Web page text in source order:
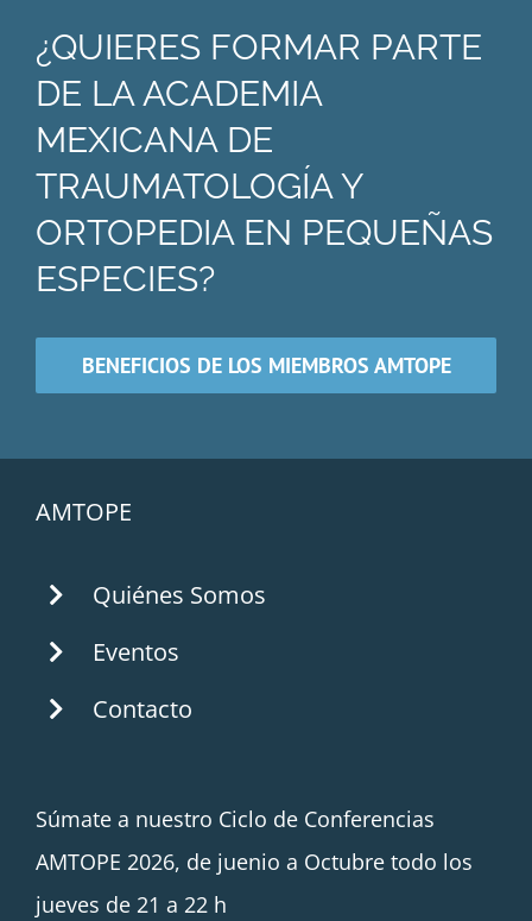
¿QUIERES FORMAR PARTE
DE LA ACADEMIA
MEXICANA DE
TRAUMATOLOGÍA Y
ORTOPEDIA EN PEQUEÑAS
ESPECIES?
BENEFICIOS DE LOS MIEMBROS AMTOPE
AMTOPE
Quiénes Somos
Eventos
Contacto
Súmate a nuestro Ciclo de Conferencias
AMTOPE 2026, de juenio a Octubre todo los
jueves de 21 a 22 h